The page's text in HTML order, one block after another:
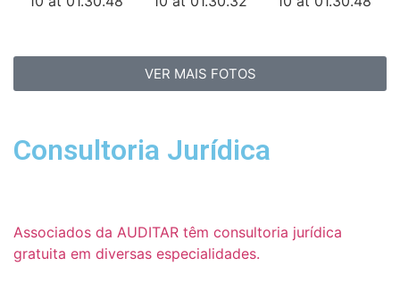
VER MAIS FOTOS
Consultoria Jurídica
Associados da AUDITAR têm consultoria jurídica
gratuita em diversas especialidades.